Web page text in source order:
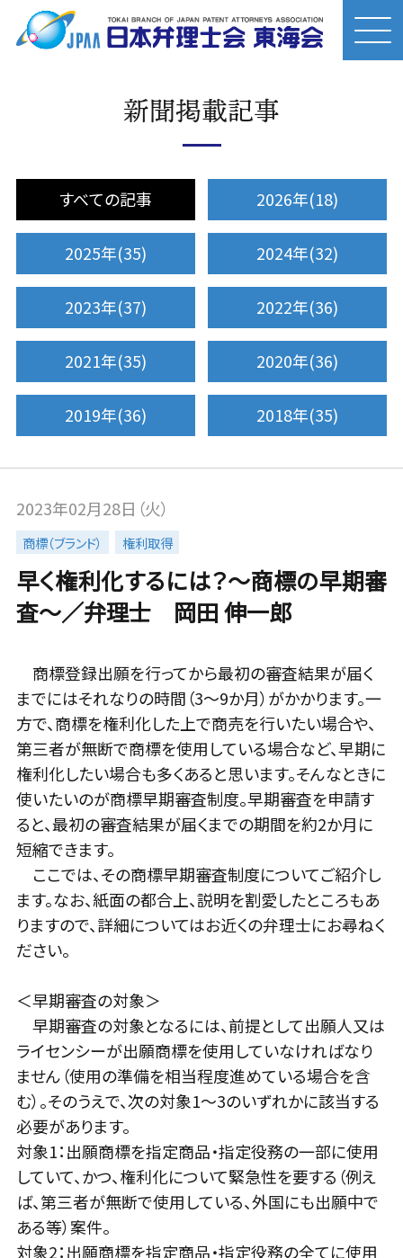
新聞掲載記事
すべての記事 2026年(18)
2025年(35) 2024年(32)
2023年(37) 2022年(36)
2021年(35) 2020年(36)
2019年(36) 2018年(35)
早く権利化するには？～商標の早期審
査～／弁理士 岡田 伸一郎
2023年02月28日（火）
商標（ブランド） 権利取得
商標登録出願を行ってから最初の審査結果が届く
までにはそれなりの時間（3～9か月）がかかります。一
方で、商標を権利化した上で商売を行いたい場合や、
第三者が無断で商標を使用している場合など、早期に
権利化したい場合も多くあると思います。そんなときに
使いたいのが商標早期審査制度。早期審査を申請す
ると、最初の審査結果が届くまでの期間を約2か月に
短縮できます。
ここでは、その商標早期審査制度についてご紹介し
ます。なお、紙面の都合上、説明を割愛したところもあ
りますので、詳細についてはお近くの弁理士にお尋ねく
ださい。
＜早期審査の対象＞
早期審査の対象となるには、前提として出願人又は
ライセンシーが出願商標を使用していなければなり
ません（使用の準備を相当程度進めている場合を含
む）。そのうえで、次の対象1～3のいずれかに該当する
必要があります。
対象1：出願商標を指定商品・指定役務の一部に使用
していて、かつ、権利化について緊急性を要する（例え
ば、第三者が無断で使用している、外国にも出願中で
ある等）案件。
対象2：出願商標を指定商品・指定役務の全てに使用